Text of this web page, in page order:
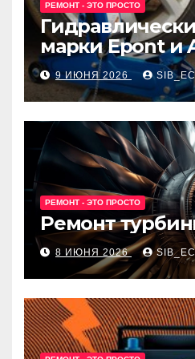
РЕМОНТ - ЭТО ПРОСТО
марки Epont и
9 ИЮНЯ 2026
РЕМОНТ - ЭТО ПРОСТО
Ремонт
8 ИЮНЯ 2026